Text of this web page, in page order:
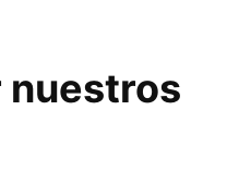
nuestros